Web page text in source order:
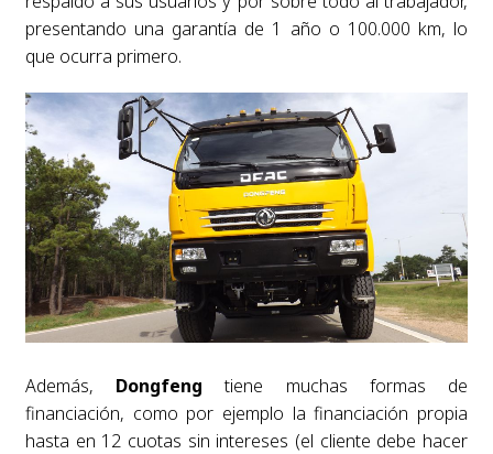
presentando una garantía de 1 año o 100.000 km, lo
que ocurra primero.
Además, Dongfeng tiene muchas formas de
financiación, como por ejemplo la financiación propia
hasta en 12 cuotas sin intereses (el cliente debe hacer